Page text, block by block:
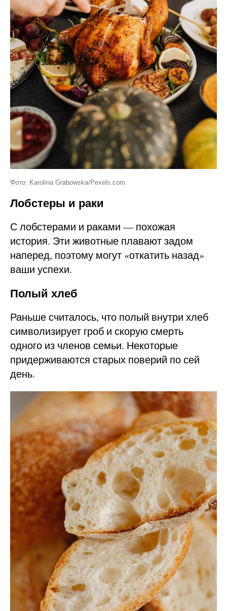
Фото: Karolina Grabowska/Pexels.com
Лобстеры и раки
С лобстерами и раками — похожая
история. Эти животные плавают задом
наперед, поэтому могут «откатить назад»
ваши успехи.
Полый хлеб
Раньше считалось, что полый внутри хлеб
символизирует гроб и скорую смерть
одного из членов семьи. Некоторые
придерживаются старых поверий по сей
день.